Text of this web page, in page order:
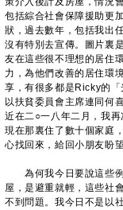
包括綜合社會保障援助更
狀，過去數年，包括我出
沒有特別去宣傳。圖片裏
友在這些很不理想的居住
力，為他們改善的居住環
享，有很多都是Ricky的
以扶貧委員會主席連同何
近在二○一八年二月，我再
現在那裏住了數十個家庭
心找回來，給回小朋友盼
為何我今日要說這些例
屋，是避重就輕，這些社
不到問題。我今日不是以